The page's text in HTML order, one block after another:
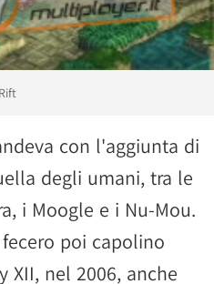
con l'aggiunta di
degli umani, tra le
i Moogle e i Nu-Mou.
poi capolino
XII, nel 2006, anche